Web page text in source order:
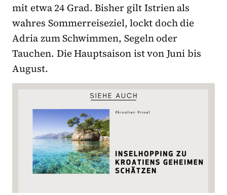
mit etwa 24 Grad. Bisher gilt Istrien als
wahres Sommerreiseziel, lockt doch die
Adria zum Schwimmen, Segeln oder
Tauchen. Die Hauptsaison ist von Juni bis
August.